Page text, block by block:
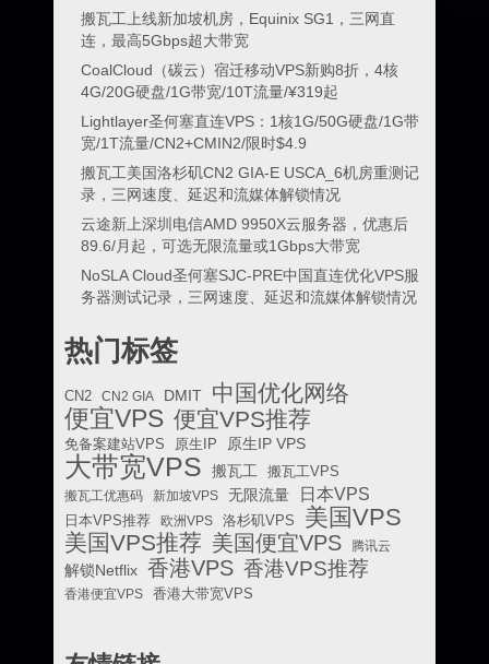
搬瓦工上线新加坡机房，Equinix SG1，三网直
连，最高5Gbps超大带宽
CoalCloud（碳云）宿迁移动VPS新购8折，4核
4G/20G硬盘/1G带宽/10T流量/¥319起
Lightlayer圣何塞直连VPS：1核1G/50G硬盘/1G带
宽/1T流量/CN2+CMIN2/限时$4.9
搬瓦工美国洛杉矶CN2 GIA-E USCA_6机房重测记
录，三网速度、延迟和流媒体解锁情况
云途新上深圳电信AMD 9950X云服务器，优惠后
89.6/月起，可选无限流量或1Gbps大带宽
NoSLA Cloud圣何塞SJC-PRE中国直连优化VPS服
务器测试记录，三网速度、延迟和流媒体解锁情况
热门标签
CN2 CN2 GIA DMIT 中国优化网络
便宜VPS 便宜VPS推荐
免备案建站VPS 原生IP 原生IP VPS
大带宽VPS 搬瓦工
搬瓦工VPS
搬瓦工优惠码
新加坡VPS 无限流量 日本VPS
日本VPS推荐 欧洲VPS 洛杉矶VPS 美国VPS
美国VPS推荐 美国便宜VPS 腾讯云
解锁Netflix 香港VPS 香港VPS推荐
香港便宜VPS 香港大带宽VPS